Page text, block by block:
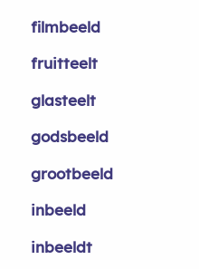
filmbeeld
fruitteelt
glasteelt
godsbeeld
grootbeeld
inbeeld
inbeeldt